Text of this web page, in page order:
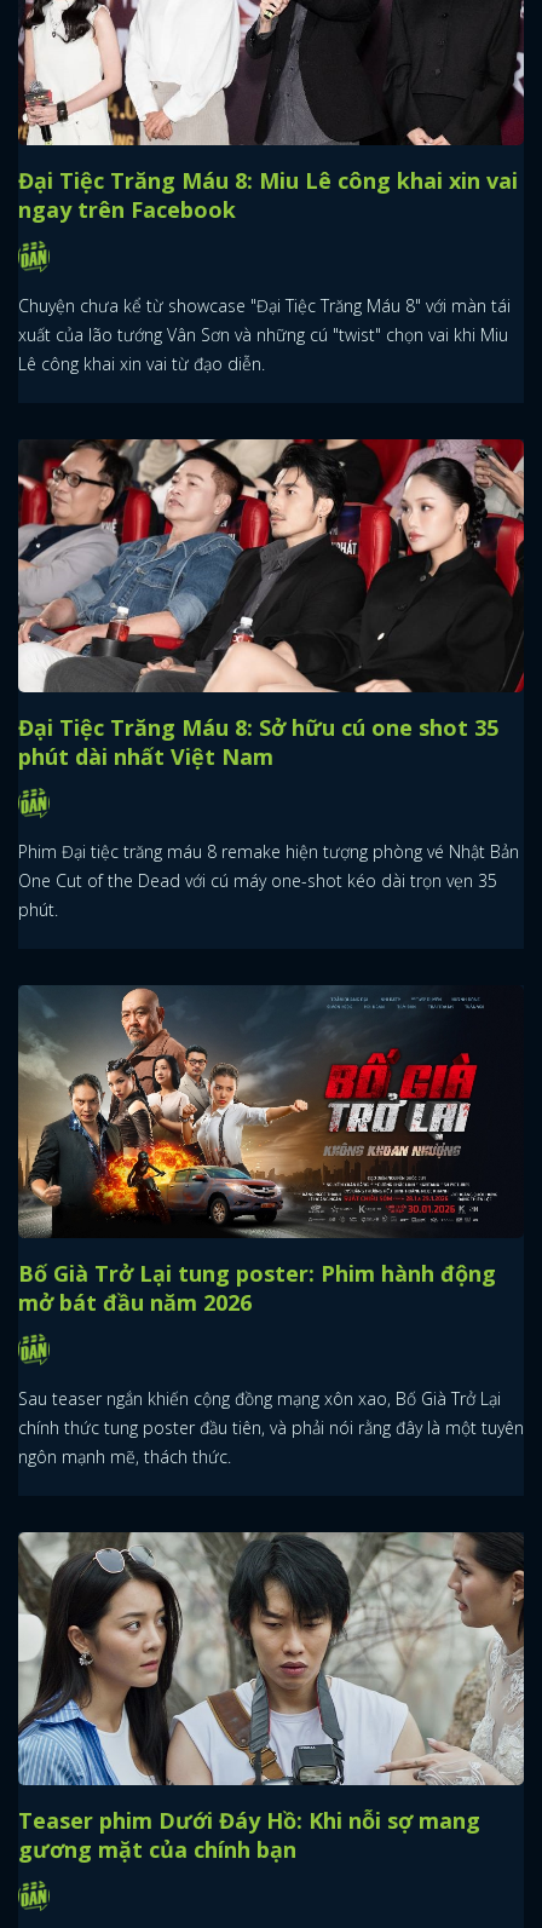
FACEBOOK
Đại Tiệc Trăng Máu 8: Miu Lê công khai xin vai
ngay trên Facebook
Chuyện chưa kể từ showcase "Đại Tiệc Trăng Máu 8" với màn tái
xuất của lão tướng Vân Sơn và những cú "twist" chọn vai khi Miu
Lê công khai xin vai từ đạo diễn.
Đại Tiệc Trăng Máu 8: Sở hữu cú one shot 35
phút dài nhất Việt Nam
Phim Đại tiệc trăng máu 8 remake hiện tượng phòng vé Nhật Bản
One Cut of the Dead với cú máy one-shot kéo dài trọn vẹn 35
phút.
Bố Già Trở Lại tung poster: Phim hành động
mở bát đầu năm 2026
Sau teaser ngắn khiến cộng đồng mạng xôn xao, Bố Già Trở Lại
chính thức tung poster đầu tiên, và phải nói rằng đây là một tuyên
ngôn mạnh mẽ, thách thức.
Teaser phim Dưới Đáy Hồ: Khi nỗi sợ mang
gương mặt của chính bạn